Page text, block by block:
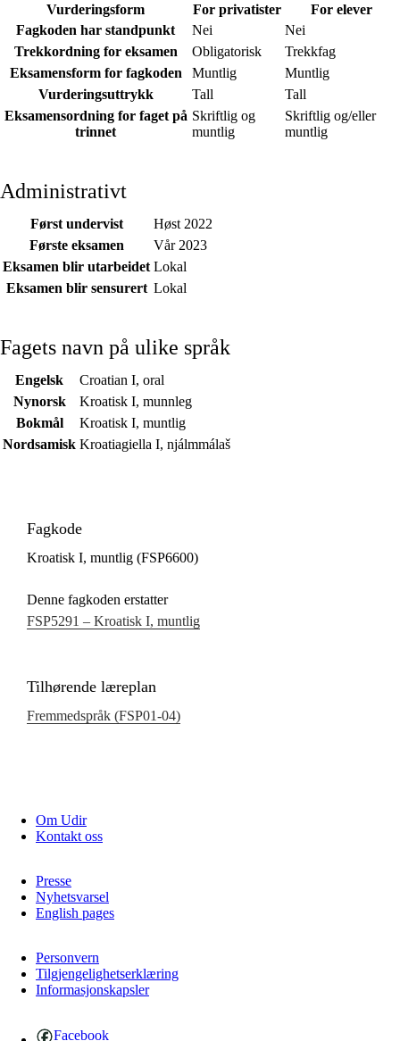
Vurderingsform For privatister
For elever
Fagkoden har standpunkt
Nei
Nei
Trekkordning for eksamen
Obligatorisk
Trekkfag
Eksamensform for fagkoden
Muntlig
Muntlig
Vurderingsuttrykk
Tall
Tall
Eksamensordning for faget på
trinnet
Skriftlig og
muntlig
Skriftlig og/eller
muntlig
Administrativt
Først undervist
Høst 2022
Første eksamen
Vår 2023
Eksamen blir utarbeidet Lokal
Eksamen blir sensurert Lokal
Fagets navn på ulike språk
Engelsk
Croatian I, oral
Nynorsk
Kroatisk I, munnleg
Bokmål
Kroatisk I, muntlig
Nordsamisk Kroatiagiella I, njálmmálaš
Fagkode
Kroatisk I, muntlig (FSP6600)
Denne fagkoden erstatter
FSP5291 – Kroatisk I, muntlig
Tilhørende læreplan
Fremmedspråk (FSP01‑04)
Om Udir
Kontakt oss
Presse
Nyhetsvarsel
English pages
Personvern
Tilgjengelighetserklæring
Informasjonskapsler
Facebook